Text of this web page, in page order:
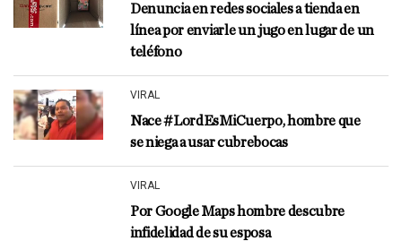
Denuncia en redes sociales a tienda en
línea por enviarle un jugo en lugar de un
teléfono
VIRAL
Nace #LordEsMiCuerpo, hombre que
se niega a usar cubrebocas
VIRAL
Por Google Maps hombre descubre
infidelidad de su esposa